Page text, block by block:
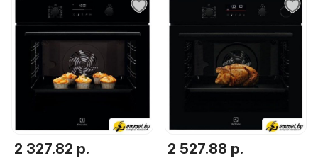
2 327.82 р. 2 527.88 р.